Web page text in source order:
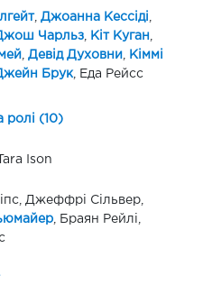
, Джоанна Кессіді
Чарльз, Кіт Куган
Девід Духовни
Кіммі
Брук, Еда Рейсс
ролі (10)
Ison
Джеффрі Сільвер,
, Браян Рейлі,